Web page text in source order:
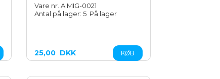
Vare nr. A.MIG-0021
Antal på lager: 5 På lager
25,00DKK